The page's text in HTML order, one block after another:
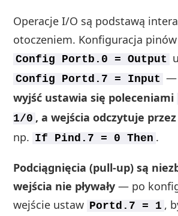
Operacje I/O są podstawą
otoczeniem. Konfiguracja
Config Portb.0 = Output
Config Portd.7 = Input —
wyjść ustawia się poleceniami
1/0 , a wejścia odczytuje
np. If Pind.7 = 0 Then .
Podciągnięcia (pull‑up) są
wejścia nie pływały — po
wejście ustaw Portd.7 = 1 ,